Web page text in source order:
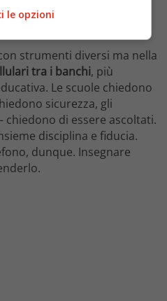
strumenti diversi ma nella
tra i banchi, più
Le scuole chiedono
sicurezza, gli
di essere ascoltati.
disciplina e fiducia.
dunque. Insegnare
le opzioni